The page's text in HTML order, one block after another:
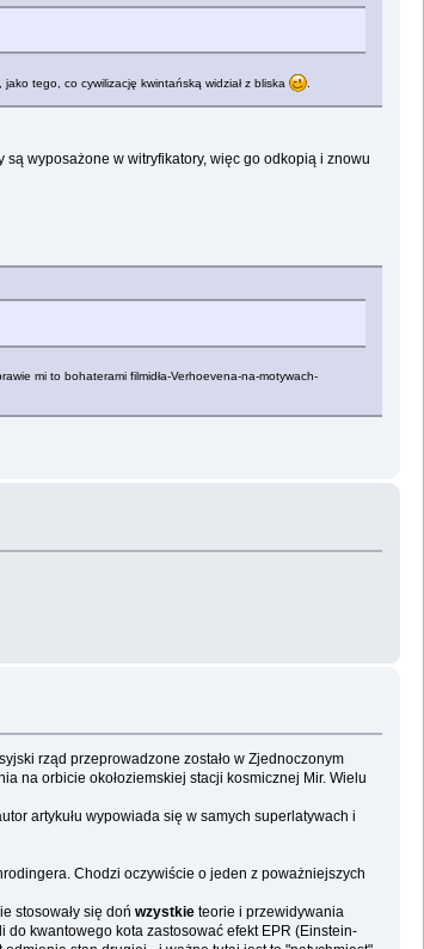
tego, co cywilizację kwintańską widział z bliska .
są wyposażone w witryfikatory, więc go odkopią i znowu
mi to bohaterami filmidła-Verhoevena-na-motywach-
rząd przeprowadzone zostało w Zjednoczonym
na orbicie okołoziemskiej stacji kosmicznej Mir. Wielu
artykułu wypowiada się w samych superlatywach i
Chodzi oczywiście o jeden z poważniejszych
stosowały się doń wzystkieteorie i przewidywania
kwantowego kota zastosować efekt EPR (Einstein-